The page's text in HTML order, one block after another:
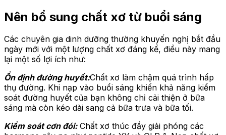
Nên bổ sung chất xơ từ buổi sáng
Các chuyên gia dinh dưỡng thường khuyến nghị bắt đầu
ngày mới với một lượng chất xơ đáng kể, điều này mang
lại một số lợi ích như:
Ổn định đường huyết:Chất xơ làm chậm quá trình hấp
thụ đường. Khi nạp vào buổi sáng khiến khả năng kiểm
soát đường huyết của bạn không chỉ cải thiện ở bữa
sáng mà còn kéo dài sang cả bữa trưa và bữa tối.
Kiểm soát cơn đói:Chất xơ thúc đẩy giải phóng các